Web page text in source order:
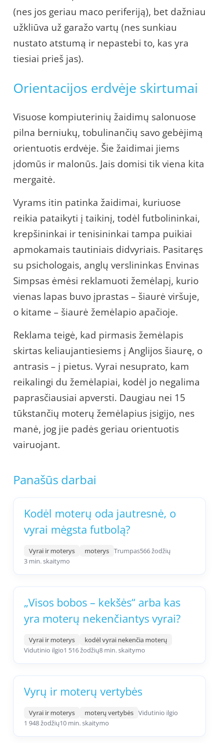
(nes jos geriau maco periferiją), bet dažniau
užkliūva už garažo vartų (nes sunkiau
nustato atstumą ir nepastebi to, kas yra
tiesiai prieš jas).
Orientacijos erdvėje skirtumai
Visuose kompiuterinių žaidimų salonuose
pilna berniukų, tobulinančių savo gebėjimą
orientuotis erdvėje. Šie žaidimai jiems
įdomūs ir malonūs. Jais domisi tik viena kita
mergaitė.
Vyrams itin patinka žaidimai, kuriuose
reikia pataikyti į taikinį, todėl futbolininkai,
krepšininkai ir tenisininkai tampa puikiai
apmokamais tautiniais didvyriais. Pasitaręs
su psichologais, anglų verslininkas Envinas
Simpsas ėmėsi reklamuoti žemėlapį, kurio
vienas lapas buvo įprastas – šiaurė viršuje,
o kitame – šiaurė žemėlapio apačioje.
Reklama teigė, kad pirmasis žemėlapis
skirtas keliaujantiesiems į Anglijos šiaurę, o
antrasis – į pietus. Vyrai nesuprato, kam
reikalingi du žemėlapiai, kodėl jo negalima
paprasčiausiai apversti. Daugiau nei 15
tūkstančių moterų žemėlapius įsigijo, nes
manė, jog jie padės geriau orientuotis
vairuojant.
Panašūs darbai
Kodėl moterų oda jautresnė, o
vyrai mėgsta futbolą?
Vyrai ir moterys moterys Trumpas566 žodžių
3 min. skaitymo
„Visos bobos – kekšės“ arba kas
yra moterų nekenčiantys vyrai?
Vyrai ir moterys
kodėl vyrai nekenčia moterų
Vidutinio ilgio1 516 žodžių8 min. skaitymo
Vyrų ir moterų vertybės
Vyrai ir moterys moterų vertybės Vidutinio ilgio
1 948 žodžių10 min. skaitymo